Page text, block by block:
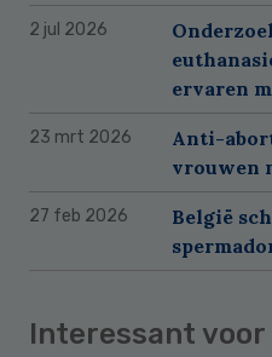
2 jul 2026
ervaren
23 mrt 2026
Anti-
vrouwen
27 feb 2026
België
Interessant voor